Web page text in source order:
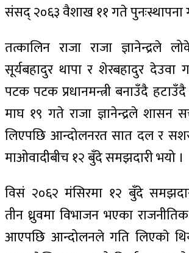
संसद् २०६३ वैशाख ११ गते पुनःस्थापना
तत्कालिन राजा राजा ज्ञानेन्द्रले
सूर्यबहादुर थापा र शेरबहादुर देउवा
पटक पटक प्रधानमन्त्री बनाउँदै
माघ १९ गते राजा ज्ञानेन्द्रले शासन
लिएपछि आन्दोलनरत सात दल र
माओवादीबीच १२ बुँदे समझदारी भयो ।
विसं २०६२ मंसिरमा १२ बुँदे
तीन ध्रुवमा विभाजन भएका
आएपछि आन्दोलनले गति लिएकाे